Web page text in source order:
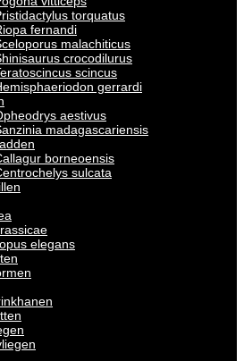
torquatus
fernandi
malachiticus
crocodilurus
scincus
gerrardi
aestivus
madagascariensis
borneoensis
sulcata
elegans